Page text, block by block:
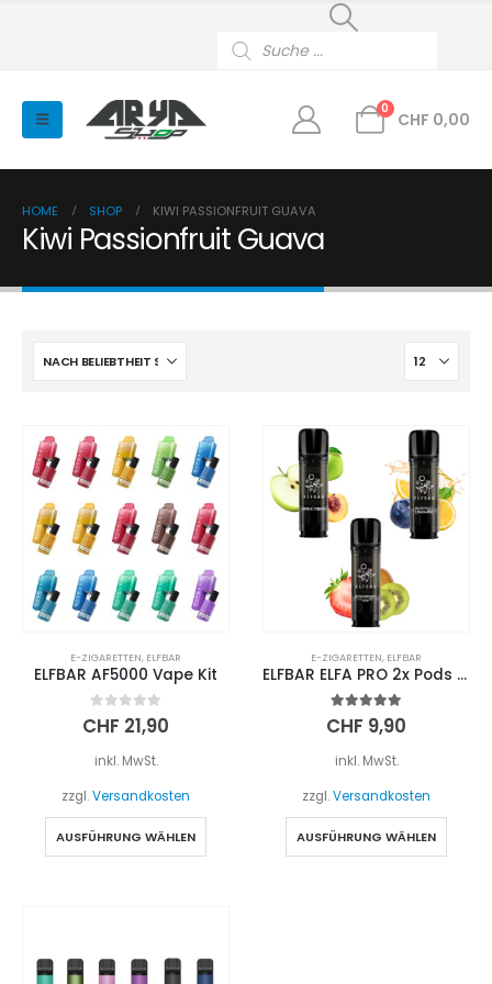
search
0
CHF 0,00
HOME SHOP KIWI PASSIONFRUIT GUAVA
Kiwi Passionfruit Guava
E-ZIGARETTEN, ELFBAR
ELFBAR AF5000 Vape Kit
0 out of 5
CHF 21,90
inkl. MwSt.
zzgl.Versandkosten
AUSFÜHRUNG WÄHLEN
Die
E-ZIGARETTEN, ELFBAR
ELFBAR ELFA PRO 2x Pods 2ml
5.00out of 5
CHF 9,90
inkl. MwSt.
zzgl.Versandkosten
AUSFÜHRUNG WÄHLEN